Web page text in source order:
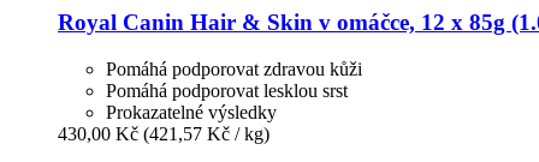
Royal Canin Hair & Skin v omáčce, 12 x 85g
Pomáhá podporovat zdravou kůži
Pomáhá podporovat lesklou srst
Prokazatelné výsledky
430,00 Kč (421,57 Kč / kg)